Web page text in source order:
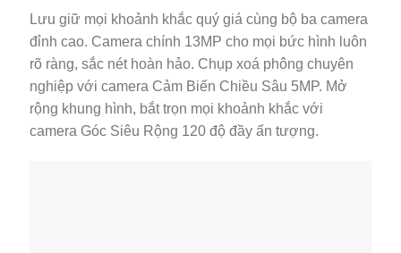
Lưu giữ mọi khoảnh khắc quý giá cùng bộ ba camera
đỉnh cao. Camera chính 13MP cho mọi bức hình luôn
rõ ràng, sắc nét hoàn hảo. Chụp xoá phông chuyên
nghiệp với camera Cảm Biến Chiều Sâu 5MP. Mở
rộng khung hình, bắt trọn mọi khoảnh khắc với
camera Góc Siêu Rộng 120 độ đầy ấn tượng.